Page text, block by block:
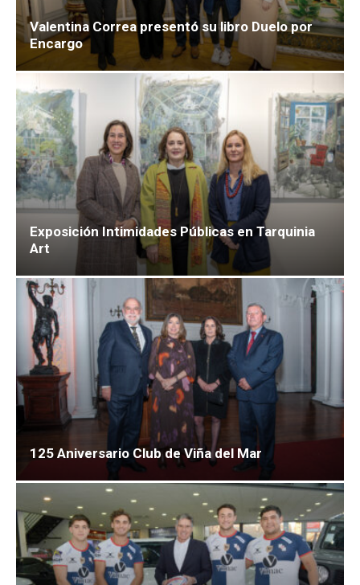
Valentina Correa presentó su libro Duelo por
Encargo
Exposición Intimidades Públicas en Tarquinia
Art
125 Aniversario Club de Viña del Mar